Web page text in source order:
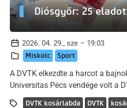
Diósgyőr: 25
2026. 04. 29., sze – 19:03
Miskolc Sport
A DVTK elkezdte a harcot a
Universitas Pécs vendége volt a
DVTK kosárlabda DVTK